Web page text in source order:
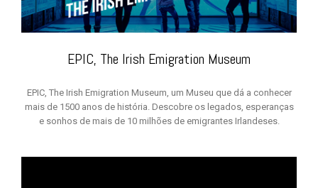
EPIC, The Irish Emigration Museum
EPIC, The Irish Emigration Museum, um Museu que dá a conhecer
mais de 1500 anos de história. Descobre os legados, esperanças
e sonhos de mais de 10 milhões de emigrantes Irlandeses.